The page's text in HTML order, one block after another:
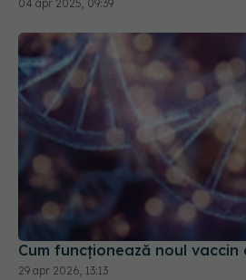
04 apr 2025, 09:39
Cum funcționează noul
29 apr 2026, 13:13